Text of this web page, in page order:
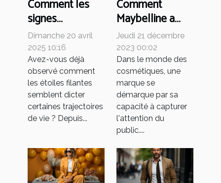
Comment les
signes
astrologiques
influencent nos
choix de vie
amoureuse et
professionnelle
Dimanche 20 avril
2025 10:16
Avez-vous déjà
observé comment
les étoiles filantes
semblent dicter
certaines trajectoires
de vie ? Depuis...
Comment
Maybelline a
conquis le
marché
cosmétique
mondial
Jeudi 21 décembre
2023 00:02
Dans le monde des
cosmétiques, une
marque se
démarque par sa
capacité à capturer
l'attention du
public....